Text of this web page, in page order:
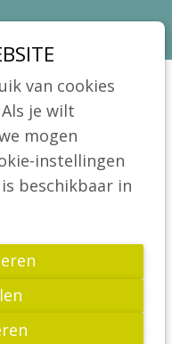
van cookies
je wilt
mogen
instellingen
beschikbaar in